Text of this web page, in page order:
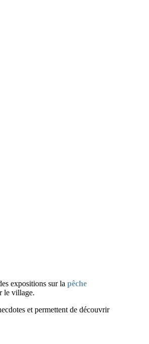
expositions sur la pêche
le village.
et permettent de découvrir